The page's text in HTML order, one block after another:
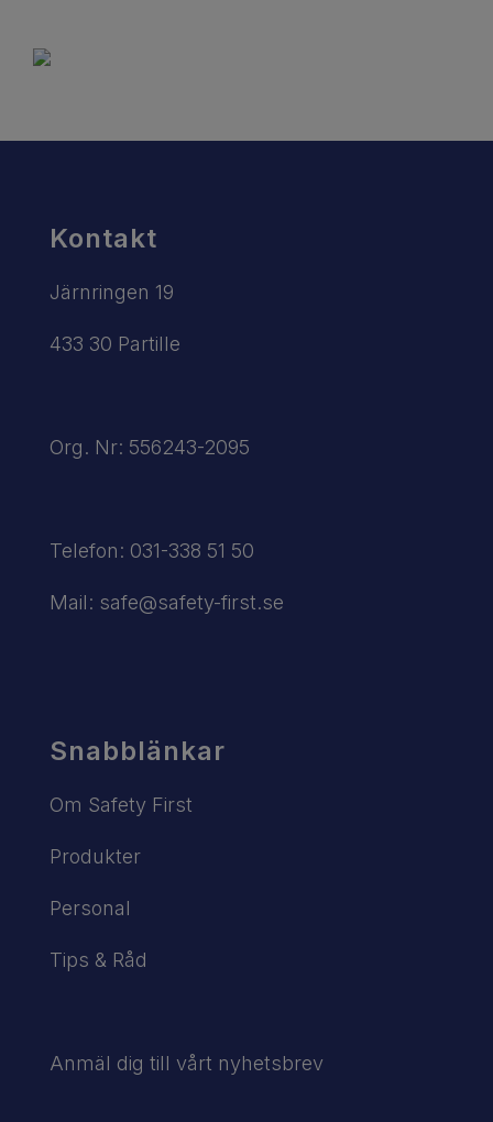
Kontakt
Järnringen 19
433 30 Partille
Org. Nr: 556243-2095
Telefon: 031-338 51 50
Mail: safe@safety-first.se
Snabblänkar
Om Safety First
Produkter
Personal
Tips & Råd
Anmäl dig till vårt nyhetsbrev